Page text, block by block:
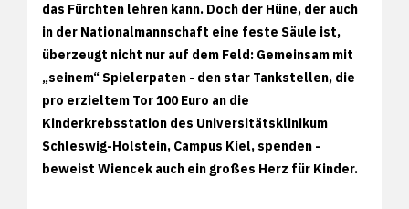
das Fürchten lehren kann. Doch der Hüne, der auch
in der Nationalmannschaft eine feste Säule ist,
überzeugt nicht nur auf dem Feld: Gemeinsam mit
„seinem“ Spielerpaten - den star Tankstellen, die
pro erzieltem Tor 100 Euro an die
Kinderkrebsstation des Universitätsklinikum
Schleswig-Holstein, Campus Kiel, spenden -
beweist Wiencek auch ein großes Herz für Kinder.